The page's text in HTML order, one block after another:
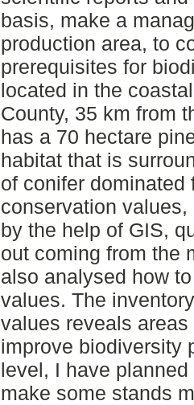
basis, make a
production area, to
prerequisites for
located in the
County, 35 km from
has a 70 hectare
habitat that is
of conifer dominated
conservation
by the help of GIS,
out coming from the
also analysed how
values. The
values reveals
improve biodiversity
level, I have
make some stands